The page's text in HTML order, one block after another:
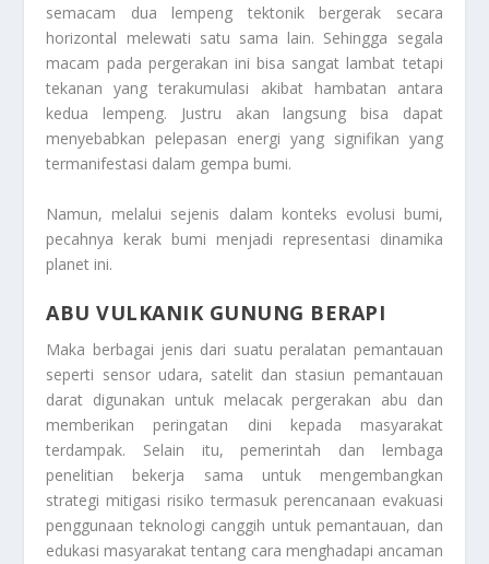
semacam dua lempeng tektonik bergerak secara
horizontal melewati satu sama lain. Sehingga segala
macam pada pergerakan ini bisa sangat lambat tetapi
tekanan yang terakumulasi akibat hambatan antara
kedua lempeng. Justru akan langsung bisa dapat
menyebabkan pelepasan energi yang signifikan yang
termanifestasi dalam gempa bumi.
Namun, melalui sejenis dalam konteks evolusi bumi,
pecahnya kerak bumi menjadi representasi dinamika
planet ini.
ABU VULKANIK GUNUNG BERAPI
Maka berbagai jenis dari suatu peralatan pemantauan
seperti sensor udara, satelit dan stasiun pemantauan
darat digunakan untuk melacak pergerakan abu dan
memberikan peringatan dini kepada masyarakat
terdampak. Selain itu, pemerintah dan lembaga
penelitian bekerja sama untuk mengembangkan
strategi mitigasi risiko termasuk perencanaan evakuasi
penggunaan teknologi canggih untuk pemantauan, dan
edukasi masyarakat tentang cara menghadapi ancaman